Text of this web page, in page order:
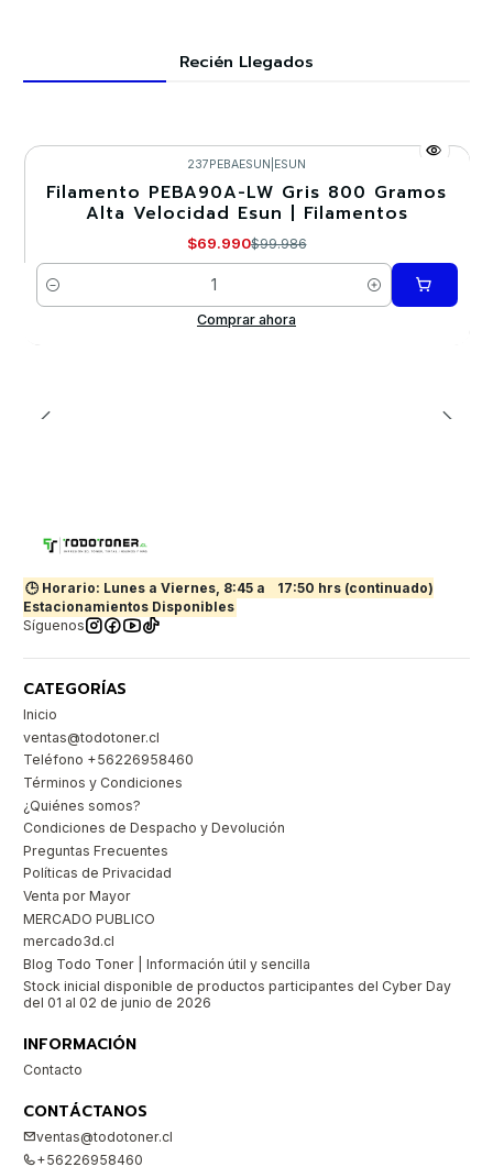
Recién Llegados
-30%
237PEBAESUN ESUN
Filamento PEBA90A-LW Gris 800 Gramos
Alta Velocidad Esun | Filamentos
$69.990$99.986
Cantidad
Comprar ahora
🕒 Horario: Lunes a Viernes, 8:45 a
17:50 hrs (continuado)
Estacionamientos Disponibles
Síguenos
CATEGORÍAS
Inicio
ventas@todotoner.cl
Teléfono +56226958460
Términos y Condiciones
¿Quiénes somos?
Condiciones de Despacho y Devolución
Preguntas Frecuentes
Políticas de Privacidad
Venta por Mayor
MERCADO PUBLICO
mercado3d.cl
Blog Todo Toner | Información útil y sencilla
Stock inicial disponible de productos participantes del Cyber Day
del 01 al 02 de junio de 2026
INFORMACIÓN
Contacto
CONTÁCTANOS
ventas@todotoner.cl
+56226958460